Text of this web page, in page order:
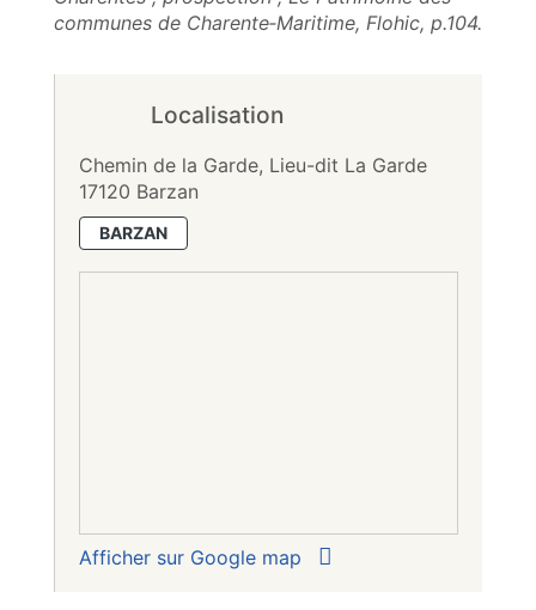
communes de Charente‑Maritime, Flohic, p.104.
Localisation
Chemin de la Garde, Lieu-dit La Garde
17120 Barzan
BARZAN
Afficher sur Google map